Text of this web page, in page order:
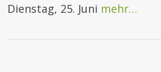
Dienstag, 25. Juni mehr…